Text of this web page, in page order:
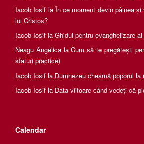
Iacob Iosif la În ce moment devin pâinea
lui Cristos?
Iacob Iosif la Ghidul pentru evanghelizare
Neagu AngelicalaCum să te pregătești
sfaturi practice)
Iacob Iosif la Dumnezeu cheamă poporul la
Iacob Iosif la Data viitoare când vedeți că
Calendar